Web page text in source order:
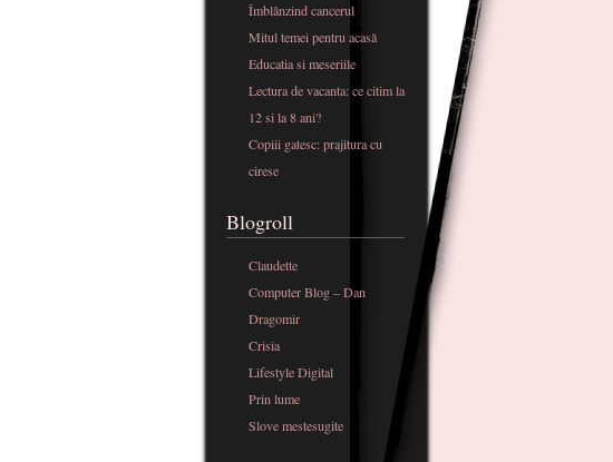
Îmblânzind cancerul
Mitul temei pentru acasă
Educatia si meseriile
Lectura de vacanta: ce citim la
12 si la 8 ani?
Copiii gatesc: prajitura cu
cirese
Blogroll
Claudette
Computer Blog – Dan
Dragomir
Crisia
Lifestyle Digital
Prin lume
Slove mestesugite